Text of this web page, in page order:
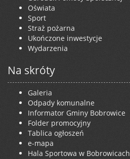
Oświata
Sport
Straż pożarna
Ukończone inwestycje
Wydarzenia
Na skróty
Galeria
Odpady komunalne
Informator Gminy Bobrowice
Folder promocyjny
Tablica ogłoszeń
e-mapa
Hala Sportowa w Bobrowicach